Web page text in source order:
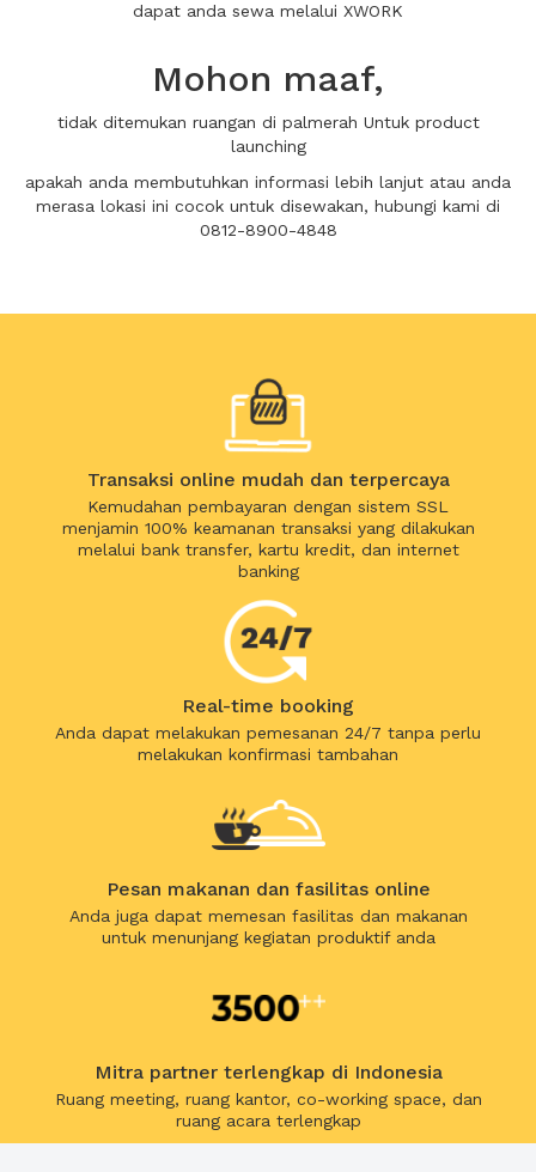
dapat anda sewa melalui XWORK
Mohon maaf,
tidak ditemukan ruangan di palmerah Untuk product
launching
apakah anda membutuhkan informasi lebih lanjut atau anda
merasa lokasi ini cocok untuk disewakan, hubungi kami di
0812-8900-4848
Transaksi online mudah dan terpercaya
Kemudahan pembayaran dengan sistem SSL
menjamin 100% keamanan transaksi yang dilakukan
melalui bank transfer, kartu kredit, dan internet
banking
Real-time booking
Anda dapat melakukan pemesanan 24/7 tanpa perlu
melakukan konfirmasi tambahan
Pesan makanan dan fasilitas online
Anda juga dapat memesan fasilitas dan makanan
untuk menunjang kegiatan produktif anda
Mitra partner terlengkap di Indonesia
Ruang meeting, ruang kantor, co-working space, dan
ruang acara terlengkap